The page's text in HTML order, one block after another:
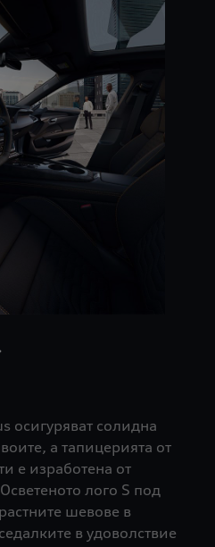
осигуряват солидна
а тапицерията от
е изработена от
лого S под
шевове в
в удоволствие